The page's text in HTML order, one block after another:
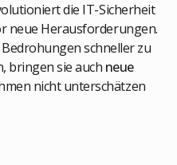
die IT-Sicherheit
neue Herausforderungen.
schneller zu
bringen sie auch neue
nicht unterschätzen